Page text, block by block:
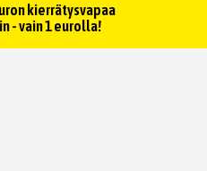
kierrätysvapaa
- vain 1 eurolla!